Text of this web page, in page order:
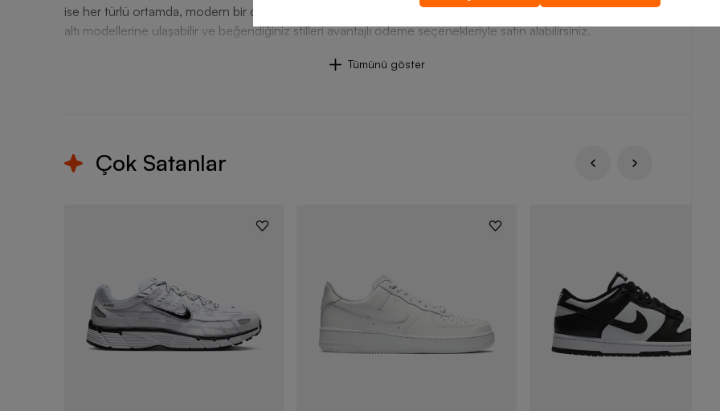
ise her türlü ortamda, modern bir duruş sergilemeye olanak tanır. Barcin.com üzerinden adidas erkek eşofman
altı modellerine ulaşabilir ve beğendiğiniz stilleri avantajlı ödeme seçenekleriyle satın alabilirsiniz.
Tümünü göster
Çok Satanlar